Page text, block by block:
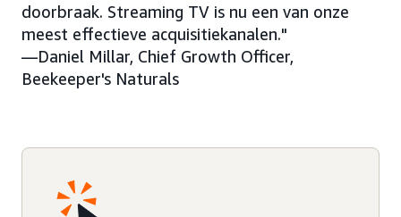
doorbraak. Streaming TV is nu een van onze
meest effectieve acquisitiekanalen."
—Daniel Millar, Chief Growth Officer,
Beekeeper's Naturals